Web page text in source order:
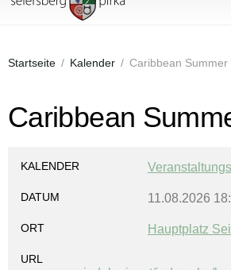
Startseite Kalender Caribbean Summer
Caribbean
KALENDER
DATUM 11.08.2026
ORT Hauptplatz
URL